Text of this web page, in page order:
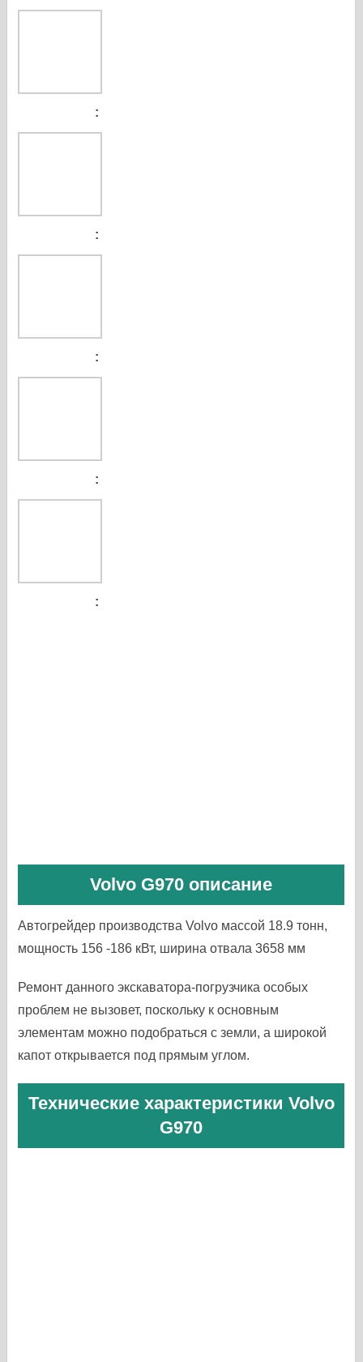
Volvo G970 описание
Автогрейдер производства Volvo массой 18.9 тонн,
мощность 156 -186 кВт, ширина отвала 3658 мм
Ремонт данного экскаватора-погрузчика особых
проблем не вызовет, поскольку к основным
элементам можно подобраться с земли, а широкой
капот открывается под прямым углом.
Технические характеристики Volvo
G970